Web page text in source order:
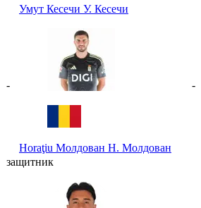
Умут Кесечи У. Кесечи
-
Horaţiu Молдован H. Молдован
-
защитник